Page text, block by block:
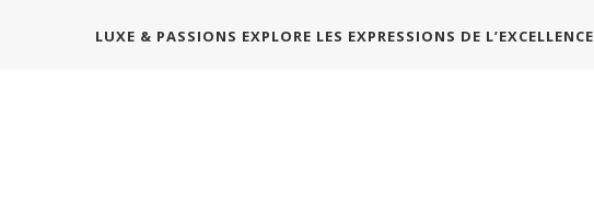
LUXE & PASSIONS EXPLORE LES EXPRESSIONS DE L’EXCELLENCE